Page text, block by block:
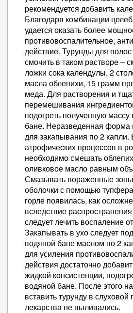
рекомендуется добавить
Благодаря комбинации
удается оказать более
противовоспалительное,
действие. Турунды для
смочить в таком растворе –
ложки сока календулы, 2
масла облепихи, 15 грамм
меда. Для растворения и
перемешивания
подогреть полученную
бане. Неразведенная форма
для закапывания по 2 капли.
атрофических процессов в
необходимо смешать
оливковое масло равным
Смазывать пораженные зоны
оболочки с помощью
горле появилась, как
вследствие
следует лечить воспаление
Закапывать в ухо следует
водяной бане маслом по 2
для усиления
действия достаточно
жидкой консистенции,
водяной бане. После этого
вставить турунду в
лекарства не выливались.